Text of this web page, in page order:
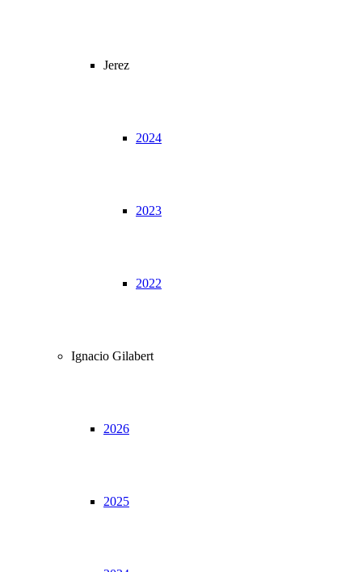
Jerez
2024
2023
2022
Ignacio Gilabert
2026
2025